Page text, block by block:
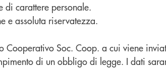
di carattere personale.
e assoluta riservatezza.
Soc. Coop. a cui viene
di un obbligo di legge. I dati